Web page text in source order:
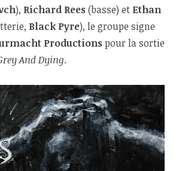
), Richard Rees(basse) et Ethan
Black Pyre), le groupe signe
Productionspour la sortie
And Dying.